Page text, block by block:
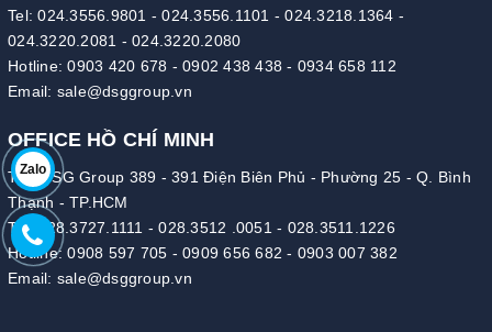
Zalo
Tel:024.3556.9801 -024.3556.1101 -024.3218.1364 -
024.3220.2081 - 024.3220.2080
Hotline:0903 420 678 - 0902 438 438 - 0934 658 112
Email: sale@dsggroup.vn
OFFICE HỒ CHÍ MINH
Tòa DSG Group 389 - 391 Điện Biên Phủ - Phường 25 - Q. Bình
Thạnh - TP.HCM
Tel:
028.3727.1111 -028.3512 .0051 - 028.3511.1226
Hotline:0908 597 705 - 0909 656 682 - 0903 007 382
Email: sale@dsggroup.vn